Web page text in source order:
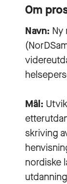
Om
Navn: Ny
Mål:
skriving
nordiske